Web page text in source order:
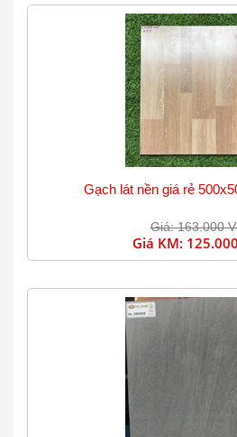
Gạch lát nền giá rẻ
Giá: 163.000
Giá KM: